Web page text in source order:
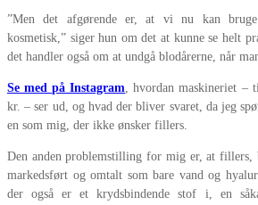
”Men det afgørende er, at vi nu kan bruge
kosmetisk,” siger hun om det at kunne se helt
det handler også om at undgå blodårerne, når
Se med på Instagram, hvordan maskineriet –
kr. – ser ud, og hvad der bliver svaret, da jeg
en som mig, der ikke ønsker fillers.
Den anden problemstilling for mig er, at fillers,
markedsført og omtalt som bare vand og
der også er et krydsbindende stof i, en